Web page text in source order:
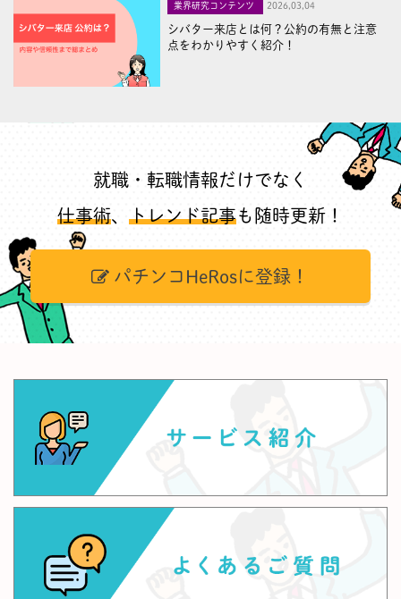
業界研究コンテンツ 2026,03,04
シバター来店とは何？公約の有無と注意
点をわかりやすく紹介！
就職・転職情報だけでなく
仕事術、 トレンド記事も随時更新！
パチンコHeRosに登録！